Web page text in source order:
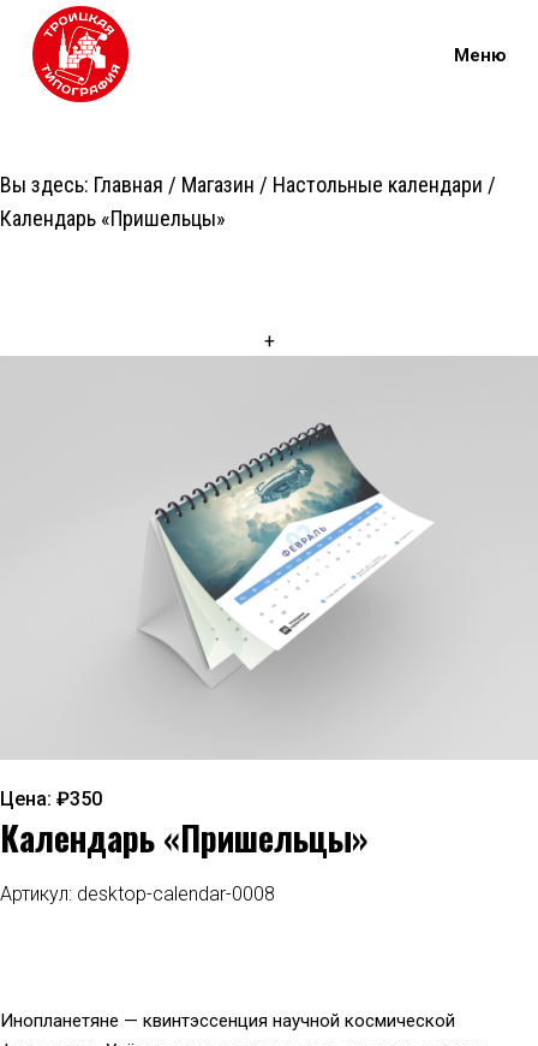
Вы здесь: Главная / Магазин / Настольные календари /
Календарь «Пришельцы»
+
Цена: ₽350
Календарь «Пришельцы»
Артикул: desktop-calendar-0008
Инопланетяне — квинтэссенция научной космической